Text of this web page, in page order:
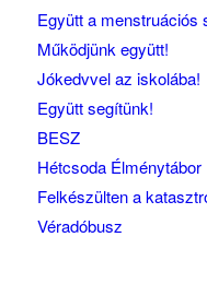
Együtt a menstruációs
Működjünk együtt!
Jókedvvel az iskolába!
Együtt segítünk!
BESZ
Hétcsoda Élménytábor
Felkészülten a
Véradóbusz